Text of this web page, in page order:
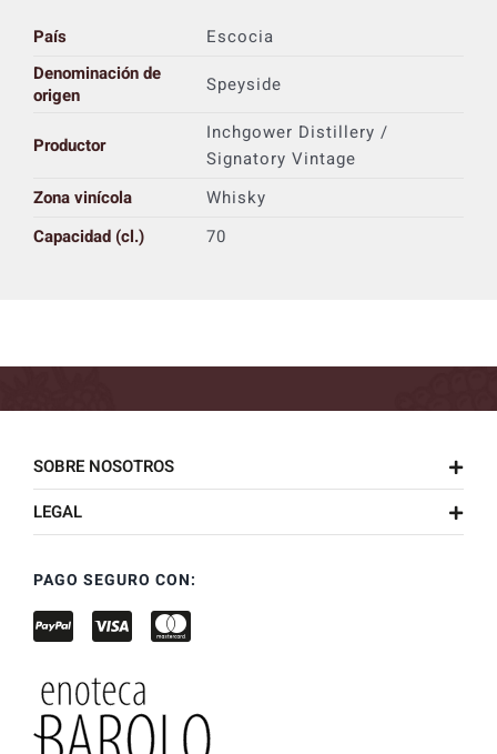
País
Escocia
Denominación de
origen
Speyside
Productor
Inchgower Distillery /
Signatory Vintage
Zona vinícola
Whisky
Capacidad (cl.)
70
SOBRE NOSOTROS
LEGAL
PAGO SEGURO CON: